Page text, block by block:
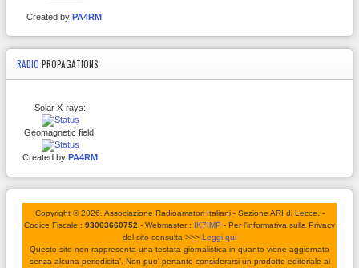
Created by PA4RM
RADIO PROPAGATIONS
Solar X-rays:
Geomagnetic field:
Created by PA4RM
Copyright © 2026. Associazione Radioamatori Italiani - Sezione ARI di Lecce. -
Codice Fiscale : 93063660752 - Webmaster : IK7IMP - Per l'informativa sulla Privacy
del sito consulta >>> Leggi qui
Questo sito non rappresenta una testata giornalistica in quanto viene aggiornato
senza alcuna periodicita'. Non puo' pertanto considerarsi un prodotto editoriale ai